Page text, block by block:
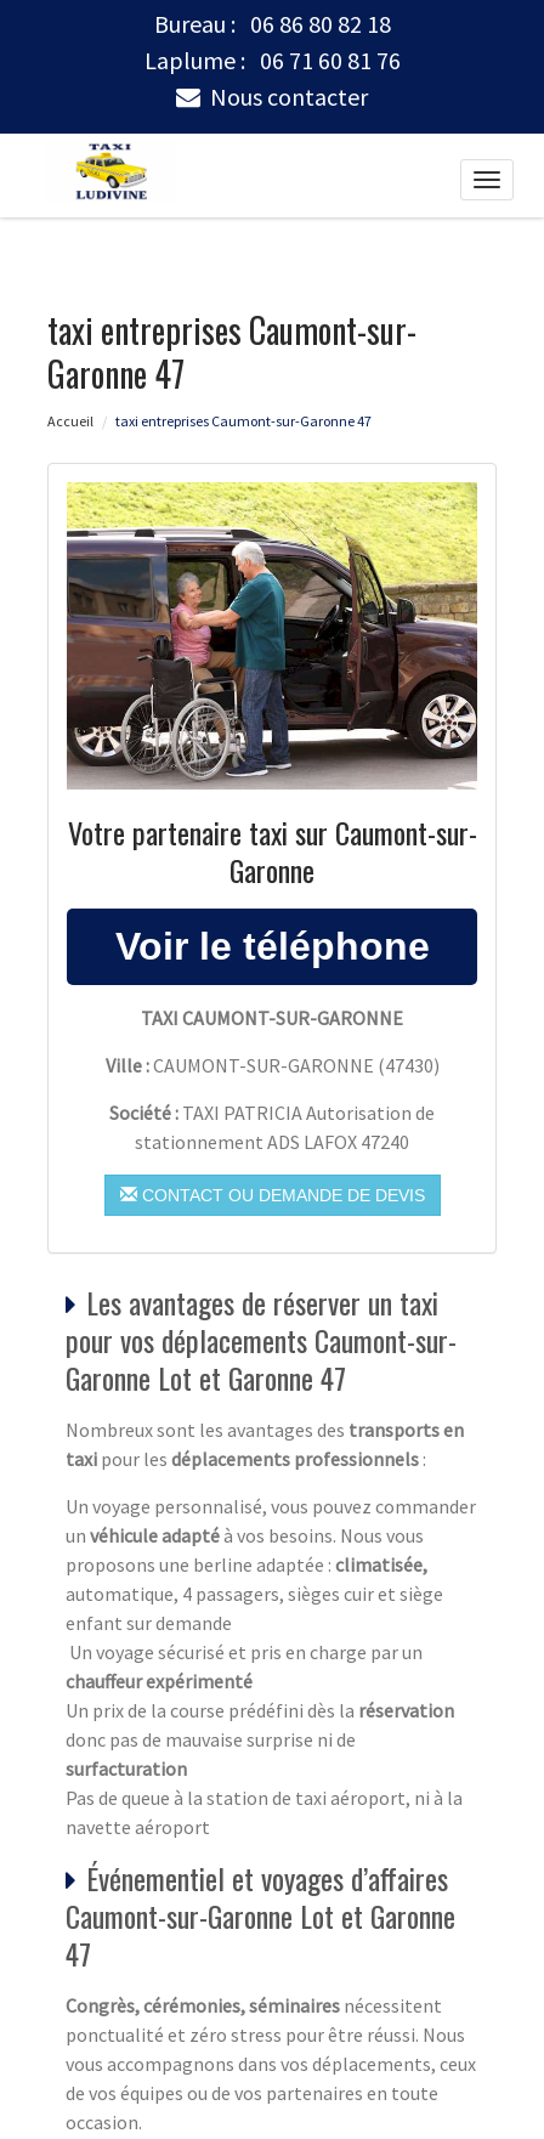
Bureau : 06 86 80 82 18
Laplume : 06 71 60 81 76
Nous contacter
Toggle
taxi entreprises Caumont-sur-
Garonne 47
Accueil taxi entreprises Caumont-sur-Garonne 47
Votre partenaire taxi sur Caumont-sur-
Garonne
TAXI CAUMONT-SUR-GARONNE
Ville :CAUMONT-SUR-GARONNE (47430)
Société : TAXI PATRICIA Autorisation de
stationnement ADS LAFOX 47240
CONTACT OU DEMANDE DE DEVIS
Les avantages de réserver un taxi
pour vos déplacements Caumont-sur-
Garonne Lot et Garonne 47
Nombreux sont les avantages des transports en
taxi pour les déplacements professionnels :
Un voyage personnalisé, vous pouvez commander
un véhicule adaptéà vos besoins. Nous vous
proposons une berline adaptée : climatisée,
automatique, 4 passagers, sièges cuir et siège
enfant sur demande
Un voyage sécurisé et pris en charge par un
chauffeur expérimenté
Un prix de la course prédéfini dès la réservation
donc pas de mauvaise surprise ni de
surfacturation
Pas de queue à la station de taxi aéroport, ni à la
navette aéroport
Événementiel et voyages d’affaires
Caumont-sur-Garonne Lot et Garonne
47
Congrès, cérémonies, séminaires nécessitent
ponctualité et zéro stress pour être réussi. Nous
vous accompagnons dans vos déplacements, ceux
de vos équipes ou de vos partenaires en toute
occasion.